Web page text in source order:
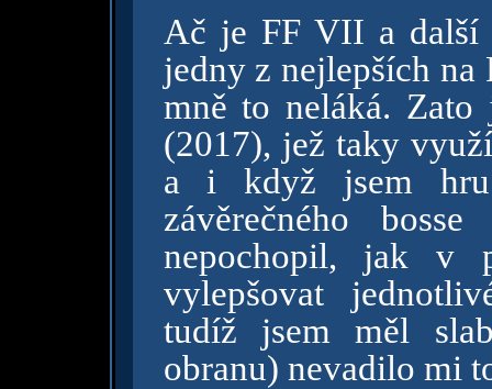
Ač je FF VII a další
jedny z nejlepších na
mně to neláká. Zato
(2017), jež taky
a i když jsem hru
závěrečného
nepochopil, jak v
vylepšovat
tudíž jsem měl
obranu) nevadilo mi